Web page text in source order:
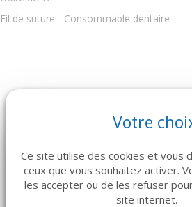
Fil de suture - Consommable dentaire
ARTICLES
produits plébiscités par
Votre
Ce site utilise des cookies et vous
ceux que vous souhaitez activer.
les accepter ou de les refuser
site internet.